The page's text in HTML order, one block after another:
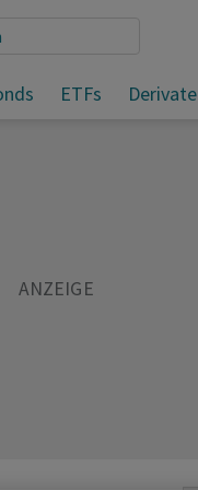
ETFs Derivate
Teilen Merken